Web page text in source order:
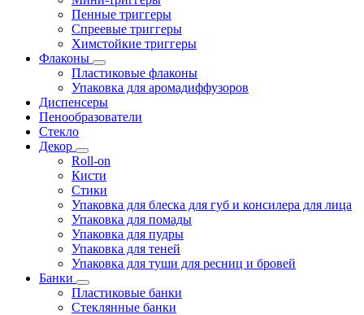
Пенные триггеры
Спреевые триггеры
Химстойкие триггеры
Флаконы
Пластиковые флаконы
Упаковка для аромадиффузоров
Диспенсеры
Пенообразователи
Стекло
Декор
Roll-on
Кисти
Стики
Упаковка для блеска для губ и консилера для лица
Упаковка для помады
Упаковка для пудры
Упаковка для теней
Упаковка для туши для ресниц и бровей
Банки
Пластиковые банки
Стеклянные банки